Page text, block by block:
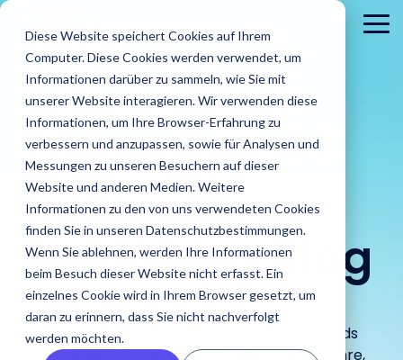
Diese Website speichert Cookies auf Ihrem
Computer. Diese Cookies werden verwendet, um
Informationen darüber zu sammeln, wie Sie mit
unserer Website interagieren. Wir verwenden diese
Informationen, um Ihre Browser-Erfahrung zu
verbessern und anzupassen, sowie für Analysen und
Messungen zu unseren Besuchern auf dieser
Website und anderen Medien. Weitere
Informationen zu den von uns verwendeten Cookies
finden Sie in unseren Datenschutzbestimmungen.
Wenn Sie ablehnen, werden Ihre Informationen
beim Besuch dieser Website nicht erfasst. Ein
einzelnes Cookie wird in Ihrem Browser gesetzt, um
daran zu erinnern, dass Sie nicht nachverfolgt
werden möchten.
Skip
the
main
content.
Finde Creator
Finde starke
Influencer und
Creator weltweit
Analysiere
Zielgruppen
Vermeide Fake
Following und lerne
schon vor Beginn
CRM
Agenturen
Finde heraus
wie IROIN®
Agenturen bei
der
Umsetzung
Brands
Finde
heraus wie
IROIN®
Marken bei
Blog
In unserem Blog
aktuelle Artikel
und spannende
IROINs®
Rising Stars
Zehn Creator,
die uns diesen
auf Instagram,
Guides &
Reports
Tipps für
Das sind wir
Einblick in unser
Unternehmen wir
stellen uns vor.
Karriere
Traumkarrieren
Entdecke deine
DerIROIN®
Influencer
Marketing Blog
Entdecke die neuesten News, Tipps und Trends
aus der Welt des Influencer Marketings. Erfahre,